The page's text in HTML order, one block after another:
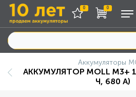
0 0
Аккумуляторы
АККУМУЛЯТОР MOLL M3+
Ч, 680 А)